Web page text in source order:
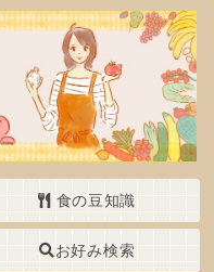
食の豆知識
お好み検索